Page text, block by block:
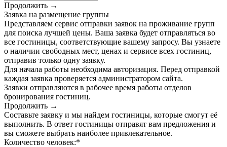
Продолжить →
Заявка на размещение группы
Представляем сервис отправки заявок на проживание групп
для поиска лучшей цены. Ваша заявка будет отправляться во
все гостиницы, соответствующие вашему запросу. Вы узнаете
о наличии свободных мест, ценах и сервисе всех гостиниц,
отправив только одну заявку.
Для начала работы необходима авторизация. Перед отправкой
каждая заявка проверяется администратором сайта.
Заявки отправляются в рабочее время работы отделов
бронирования гостиниц.
Продолжить →
Составьте заявку и мы найдем гостиницы, которые смогут её
выполнить. В ответ гостиницы отправят вам предложения и
вы сможете выбрать наиболее привлекательное.
Количество человек:*